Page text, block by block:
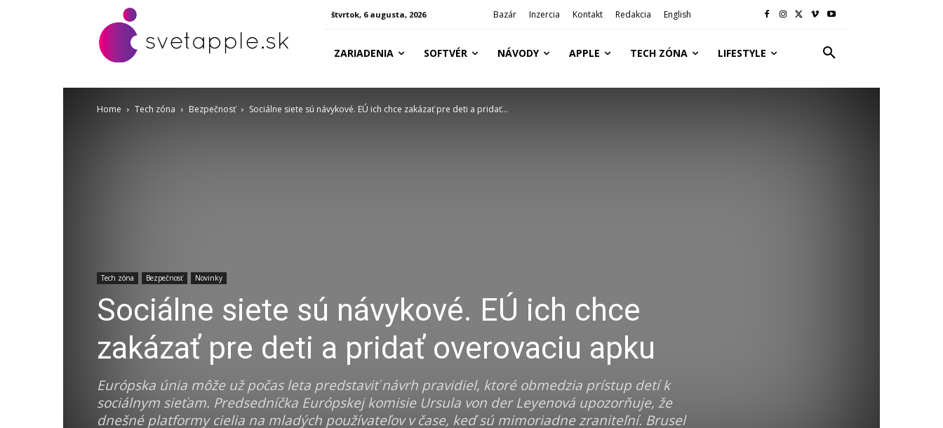
štvrtok, 6 augusta, 2026 Bazár Inzercia Kontakt Redakcia English
ZARIADENIA SOFTVÉR NÁVODY APPLE TECH ZÓNA LIFESTYLE
Home Tech zóna Bezpečnosť Sociálne siete sú návykové. EÚ ich chce zakázať pre deti a pridať...
Tech zóna Bezpečnosť Novinky
Sociálne siete sú návykové. EÚ ich chce
zakázať pre deti a pridať overovaciu apku
Európska únia môže už počas leta predstaviť návrh pravidiel, ktoré obmedzia prístup detí k
sociálnym sieťam. Predsedníčka Európskej komisie Ursula von der Leyenová upozorňuje, že
dnešné platformy cielia na mladých používateľov v čase, keď sú mimoriadne zraniteľní. Brusel